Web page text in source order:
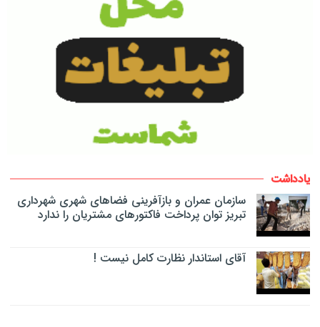
یادداشت
سازمان عمران و بازآفرینی فضاهای شهری شهرداری
تبریز توان پرداخت فاکتورهای مشتریان را ندارد
آقای استاندار نظارت کامل نیست !